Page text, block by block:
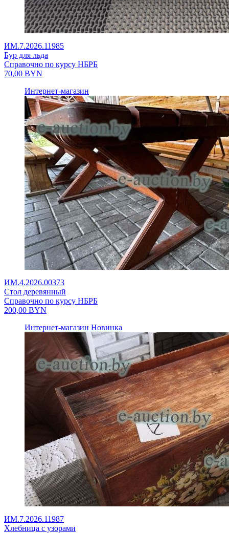
ИМ.7.2026.11985
Бур для льда
Справочно по курсу НБРБ
70,00 BYN
Интернет-магазин
ИМ.4.2026.00373
Стол деревянный
Справочно по курсу НБРБ
200,00 BYN
Интернет-магазин Новинка
ИМ.7.2026.11987
Хлебница с узорами